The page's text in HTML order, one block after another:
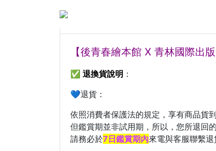
【後青春繪本館 x 青
【後青春繪本館 X 青林國際出
✅ 退換貨說明 ：
💙退貨：
依照消費者保護法的規定，享有商品貨
但鑑賞期並非試用期，所以，您所退回
請務必於7日鑑賞期內來電與客服聯繫退